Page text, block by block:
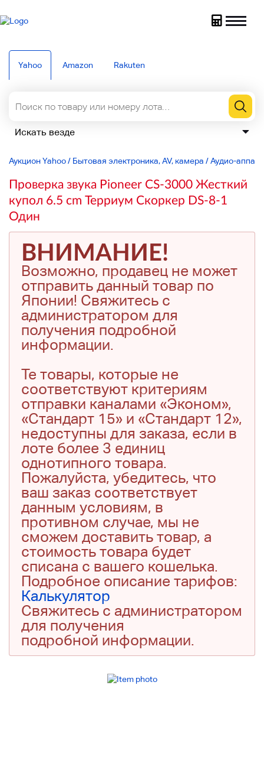
Yahoo Amazon Rakuten
Аукцион Yahoo/ Бытовая электроника, AV, камера /Аудио-
Проверка звука Pioneer CS-3000 Жесткий
купол 6.5 cm Терриум Скоркер DS-8-1
Один
ВНИМАНИЕ!
Возможно, продавец не может
отправить данный товар по
Японии! Свяжитесь с
администратором для
получения подробной
информации.
Те товары, которые не
соответствуют критериям
отправки каналами «Эконом»,
«Стандарт 15» и «Стандарт 12»,
недоступны для заказа, если в
лоте более 3 единиц
однотипного товара.
Пожалуйста, убедитесь, что
ваш заказ соответствует
данным условиям, в
противном случае, мы не
сможем доставить товар, а
стоимость товара будет
списана с вашего кошелька.
Подробное описание тарифов:
Калькулятор
Свяжитесь с администратором
для получения
подробной информации.